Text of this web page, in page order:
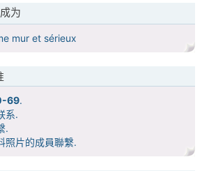
为
mur et sérieux
69.
系.
.
照片的成員聯繫.